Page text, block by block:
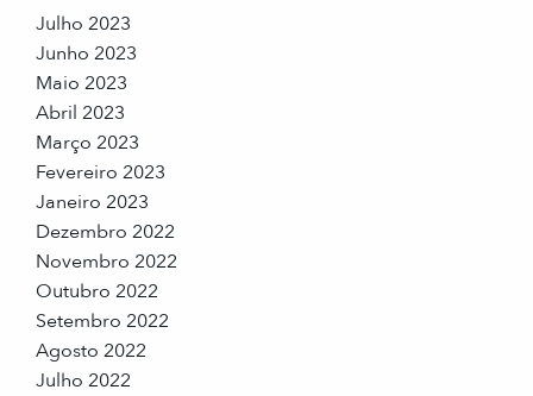
Julho 2023
Junho 2023
Maio 2023
Abril 2023
Março 2023
Fevereiro 2023
Janeiro 2023
Dezembro 2022
Novembro 2022
Outubro 2022
Setembro 2022
Agosto 2022
Julho 2022